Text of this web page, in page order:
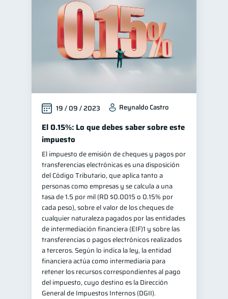
19 / 09 / 2023 Reynaldo Castro
El 0.15%: Lo que debes saber sobre este
impuesto
El impuesto de emisión de cheques y pagos por
transferencias electrónicas es una disposición
del Código Tributario, que aplica tanto a
personas como empresas y se calcula a una
tasa de 1.5 por mil (RD $0.0015 o 0.15% por
cada peso), sobre el valor de los cheques de
cualquier naturaleza pagados por las entidades
de intermediación financiera (EIF)1 y sobre las
transferencias o pagos electrónicos realizados
a terceros. Según lo indica la ley, la entidad
financiera actúa como intermediaria para
retener los recursos correspondientes al pago
del impuesto, cuyo destino es la Dirección
General de Impuestos Internos (DGII).